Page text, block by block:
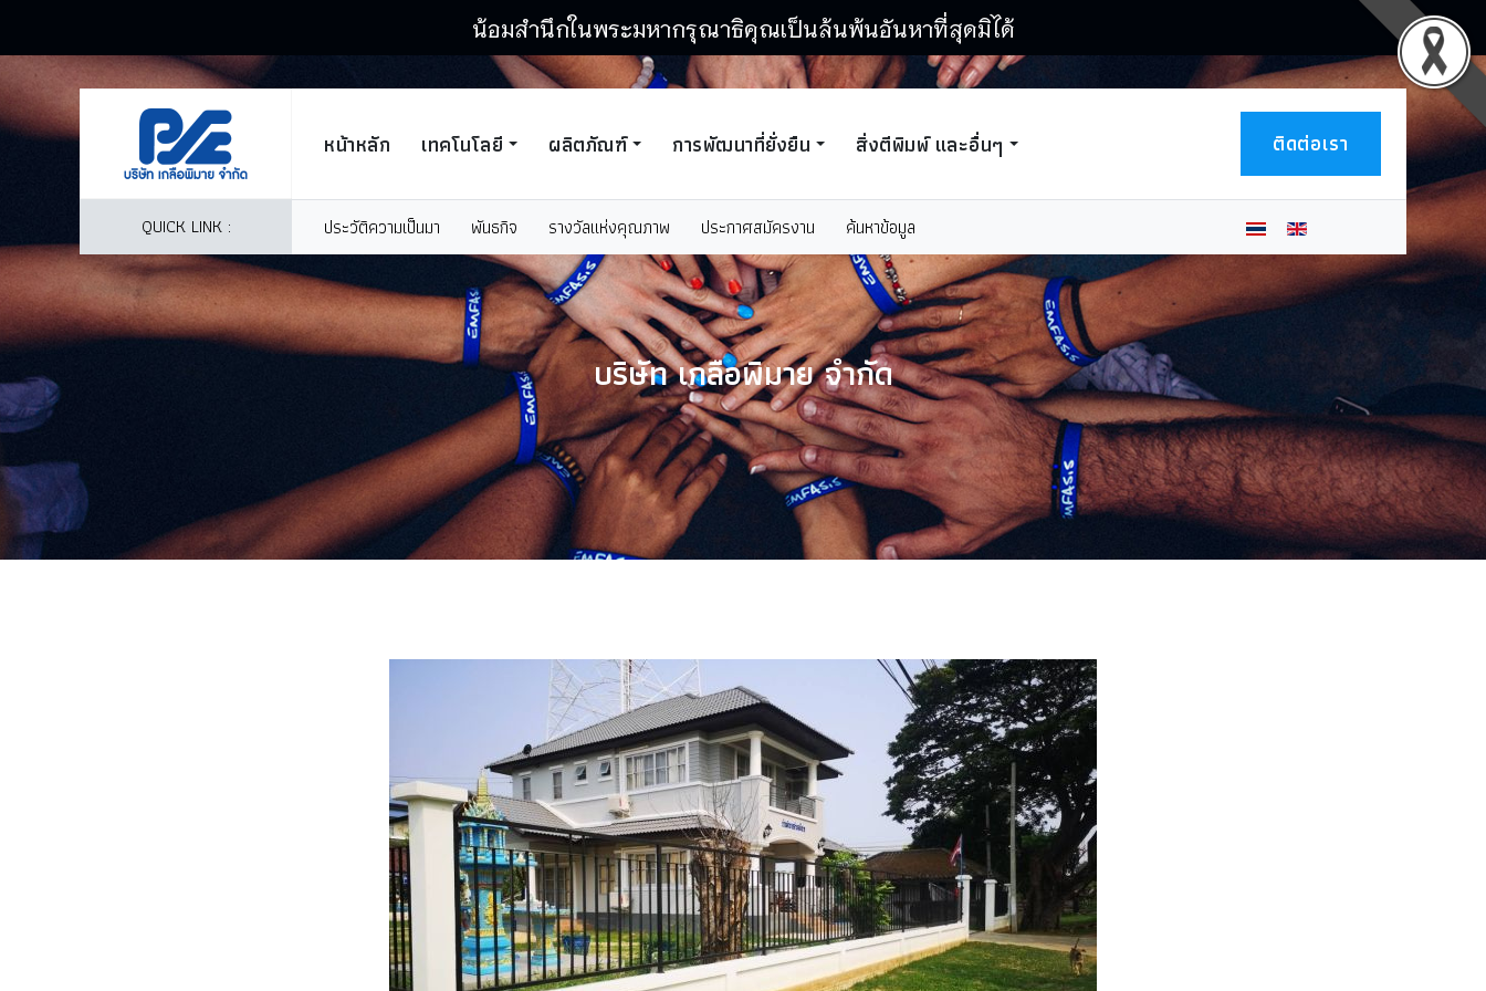
น้อมสำนึกในพระมหากรุณาธิคุณเป็นล้นพ้นอันหาที่สุดมิได้
หน้าหลัก เทคโนโลยี ผลิตภัณฑ์ การพัฒนาที่ยั่งยืน สิ่งตีพิมพ์ และอื่นๆ ติดต่อเรา
QUICK LINK : ประวัติความเป็นมา พันธกิจ รางวัลแห่งคุณภาพ ประกาศสมัครงาน ค้นหาข้อมูล
บริษัท เกลือพิมาย จำกัด